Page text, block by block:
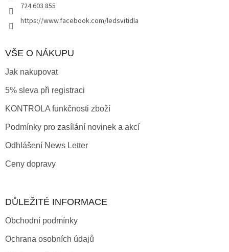
724 603 855
https://www.facebook.com/ledsvitidla
VŠE O NÁKUPU
Jak nakupovat
5% sleva při registraci
KONTROLA funkčnosti zboží
Podmínky pro zasílání novinek a akcí
Odhlášení News Letter
Ceny dopravy
DŮLEŽITÉ INFORMACE
Obchodní podmínky
Ochrana osobních údajů